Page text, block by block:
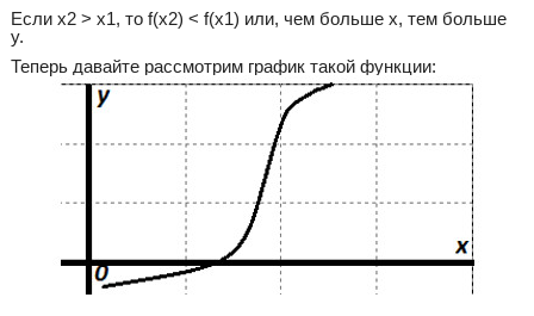
Если x2 > x1, то f(x2) < f(x1) или, чем больше x, тем больше
y.
Теперь давайте рассмотрим график такой функции: